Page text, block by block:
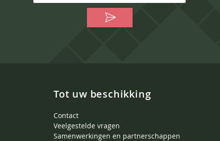
Tot uw beschikking
Contact
Veelgestelde vragen
Samenwerkingen en partnerschappen